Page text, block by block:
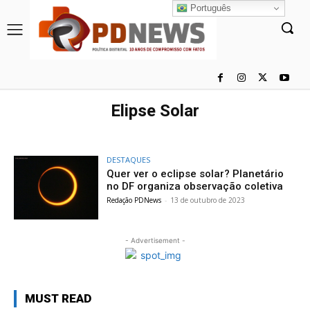
Elipse Solar
DESTAQUES
Quer ver o eclipse solar? Planetário
no DF organiza observação coletiva
Redação PDNews - 13 de outubro de 2023
- Advertisement -
MUST READ
Português